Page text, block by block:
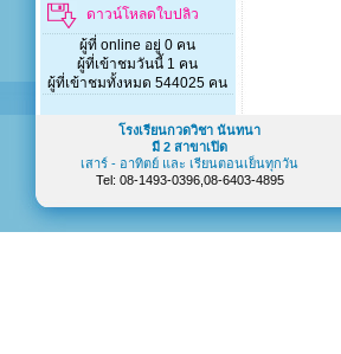
ดาวน์โหลดใบปลิว
ผู้ที่ online อยู่ 0 คน
ผู้ที่เข้าชมวันนี้ 1 คน
ผู้ที่เข้าชมทั้งหมด 544025 คน
โรงเรียนกวดวิชา นันทนา
มี 2 สาขาเปิด
เสาร์ - อาทิตย์ และ เรียนตอนเย็นทุกวัน
Tel: 08-1493-0396,08-6403-4895